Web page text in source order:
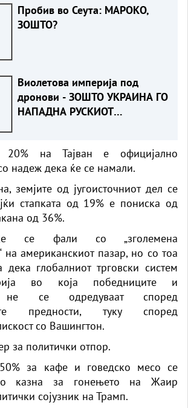
Пробив во Сеута: МАРОКО,
ЗОШТО?
Виолетова империја под
дронови - ЗОШТО УКРАИНА ГО
НАПАДНА РУСКИОТ
20% на Тајван е официјално
надеж дека ќе се намали.
земјите од југоисточниот дел се
стапката од 19% е пониска од
од 36%.
се фали со „зголемена
на американскиот пазар, но со тоа
глобалниот трговски систем
во која победниците и
не се одредуваат според
предности, туку според
со Вашингтон.
за политички отпор.
за кафе и говедско месо се
казна за гонењето на Жаир
сојузник на Трамп.